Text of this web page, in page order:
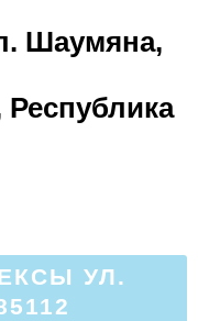
Шаумяна,
Республика
УЛ.